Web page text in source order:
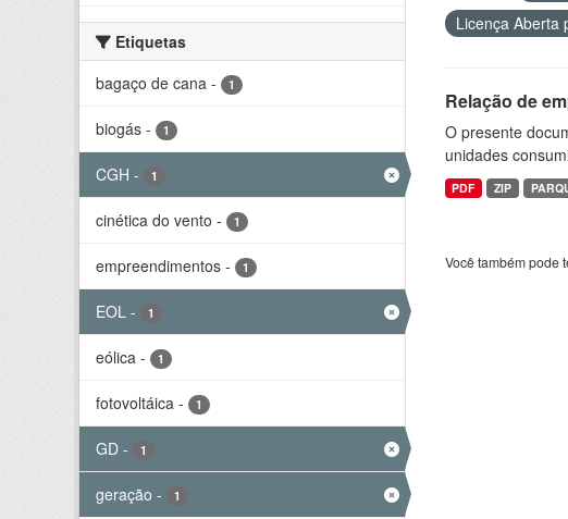
Etiquetas
bagaço de cana - 1
biogás - 1
CGH - 1
cinética do vento - 1
empreendimentos - 1
EOL - 1
eólica - 1
fotovoltáica - 1
GD - 1
geração - 1
Licença Aberta
Relação de
O presente
unidades
PDF ZIP
Você também pode